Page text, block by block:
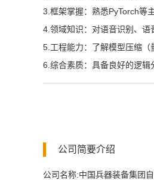
3.框架掌握：熟悉PyTorch等
4.领域知识：对语音识别、语
5.工程能力：了解模型压缩（
6.综合素质：具备良好的逻辑
公司简要介绍
公司名称:中国兵器装备集团